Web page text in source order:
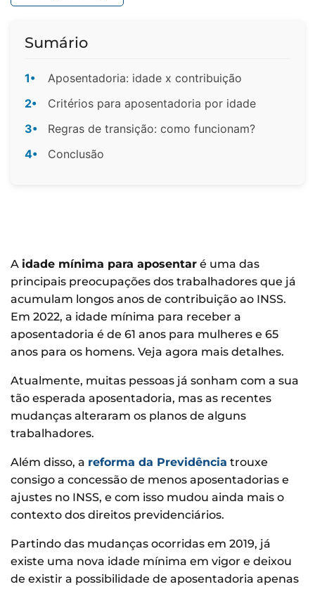
Sumário
1•
Aposentadoria: idade x contribuição
2•
Critérios para aposentadoria por idade
3•
Regras de transição: como funcionam?
4•
Conclusão
A idade mínima para aposentar é uma das
principais preocupações dos trabalhadores que já
acumulam longos anos de contribuição ao INSS.
Em 2022, a idade mínima para receber a
aposentadoria é de 61 anos para mulheres e 65
anos para os homens. Veja agora mais detalhes.
Atualmente, muitas pessoas já sonham com a sua
tão esperada aposentadoria, mas as recentes
mudanças alteraram os planos de alguns
trabalhadores.
Além disso, a reforma da Previdência trouxe
consigo a concessão de menos aposentadorias e
ajustes no INSS, e com isso mudou ainda mais o
contexto dos direitos previdenciários.
Partindo das mudanças ocorridas em 2019, já
existe uma nova idade mínima em vigor e deixou
de existir a possibilidade de aposentadoria apenas